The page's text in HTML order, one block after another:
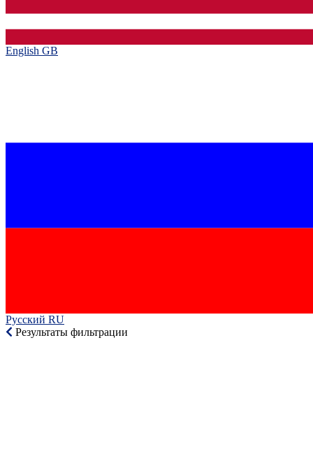
English GB‎
Русский RU‎
Результаты фильтрации